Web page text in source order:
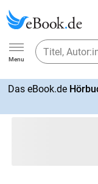
Ebook.de
Menu
Das eBook.de